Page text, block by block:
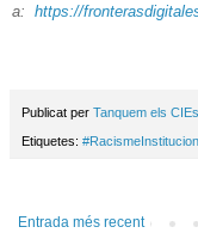
a: https://
Publicat per Tanquem els CIEs
Etiquetes:
Entrada més recent